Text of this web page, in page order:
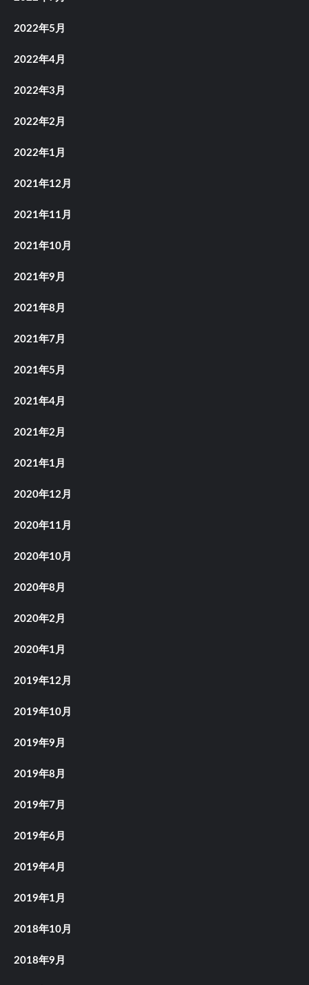
2022年5月
2022年4月
2022年3月
2022年2月
2022年1月
2021年12月
2021年11月
2021年10月
2021年9月
2021年8月
2021年7月
2021年5月
2021年4月
2021年2月
2021年1月
2020年12月
2020年11月
2020年10月
2020年8月
2020年2月
2020年1月
2019年12月
2019年10月
2019年9月
2019年8月
2019年7月
2019年6月
2019年4月
2019年1月
2018年10月
2018年9月